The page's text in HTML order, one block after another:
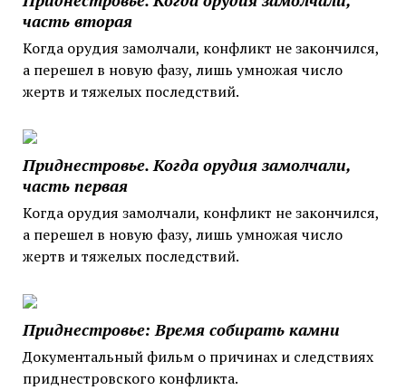
часть вторая
Когда орудия замолчали, конфликт не закончился,
а перешел в новую фазу, лишь умножая число
жертв и тяжелых последствий.
Приднестровье. Когда орудия замолчали,
часть первая
Когда орудия замолчали, конфликт не закончился,
а перешел в новую фазу, лишь умножая число
жертв и тяжелых последствий.
Приднестровье: Время собирать камни
Документальный фильм о причинах и следствиях
приднестровского конфликта.